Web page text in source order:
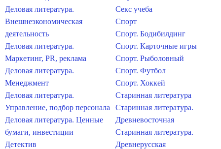
Деловая литература.
Внешнеэкономическая
деятельность
Деловая литература.
Маркетинг, PR, реклама
Деловая литература.
Менеджмент
Деловая литература.
Управление, подбор персонала
Деловая литература. Ценные
бумаги, инвестиции
Детектив
Секс учеба
Спорт
Спорт. Бодибилдинг
Спорт. Карточные игры
Спорт. Рыболовный
Спорт. Футбол
Спорт. Хоккей
Старинная литература
Старинная литература.
Древневосточная
Старинная литература.
Древнерусская